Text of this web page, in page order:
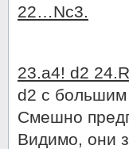
22…Nc3.
23.a4! d2
d2 с
Смешно
Видимо, они